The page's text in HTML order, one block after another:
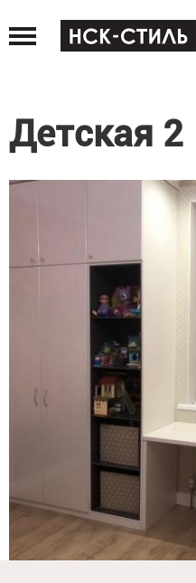
to
navigation
Детская 2